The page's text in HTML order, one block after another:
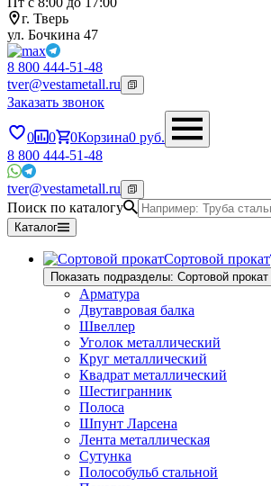
г. Тверь
ул. Бочкина 47
8 800 444-51-48
tver@vestametall.ru
Заказать звонок
0 0 0Корзина0 руб.
8 800 444-51-48
tver@vestametall.ru
Поиск по каталогу
Каталог
Сортовой прокат
Показать подразделы: Сортовой прокат
Арматура
Двутавровая балка
Швеллер
Уголок металлический
Круг металлический
Квадрат металлический
Шестигранник
Полоса
Шпунт Ларсена
Лента металлическая
Сутунка
Полособульб стальной